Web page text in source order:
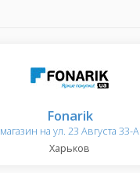
Fonarik
магазин на ул. 23 Августа 33-А
Харьков